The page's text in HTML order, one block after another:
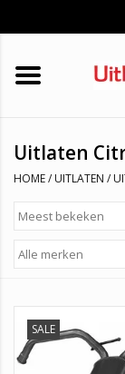
HOME
UNIVERSELE
Uitlaten
HOME/ UITLATEN /
SALE